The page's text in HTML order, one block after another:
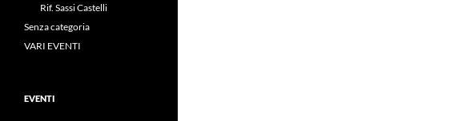
Rif. Sassi Castelli
Senza categoria
VARI EVENTI
EVENTI